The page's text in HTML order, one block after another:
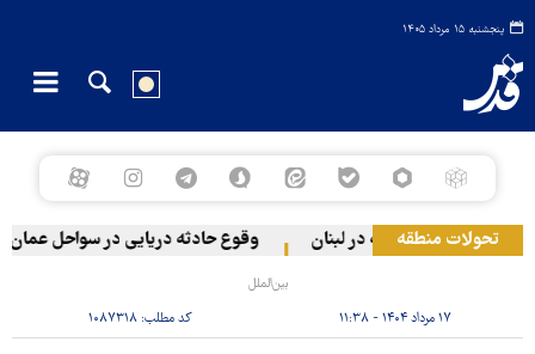
پنجشنبه ۱۵ مرداد ۱۴۰۵
تحولات منطقه
به دو منطقه در لبنان وقوع حادثه دریایی در سواحل عمان
بین‌الملل
۱۷ مرداد ۱۴۰۴ - ۱۱:۳۸ کد مطلب:۱۰۸۷۳۱۸